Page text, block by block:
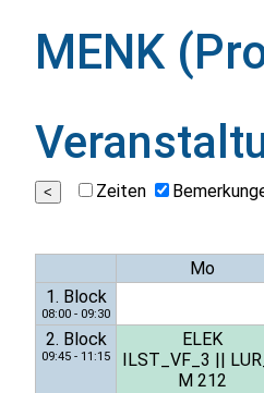
MENK
Zeiten
Mo
1. Block
08:00 - 09:30
2. Block
09:45 - 11:15
ELEK
ILST_VF_3
M 212